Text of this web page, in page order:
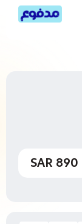
890 SAR